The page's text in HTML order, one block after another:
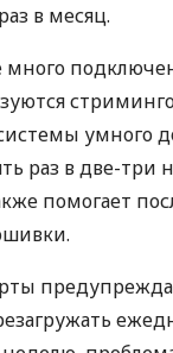
в месяц.
много
умного
раз в две-три
помогает